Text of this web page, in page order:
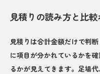
見積りの読み方と比較
見積りは合計金額だけで判
に項目が分かれているかを
るかが見えてきます。足場